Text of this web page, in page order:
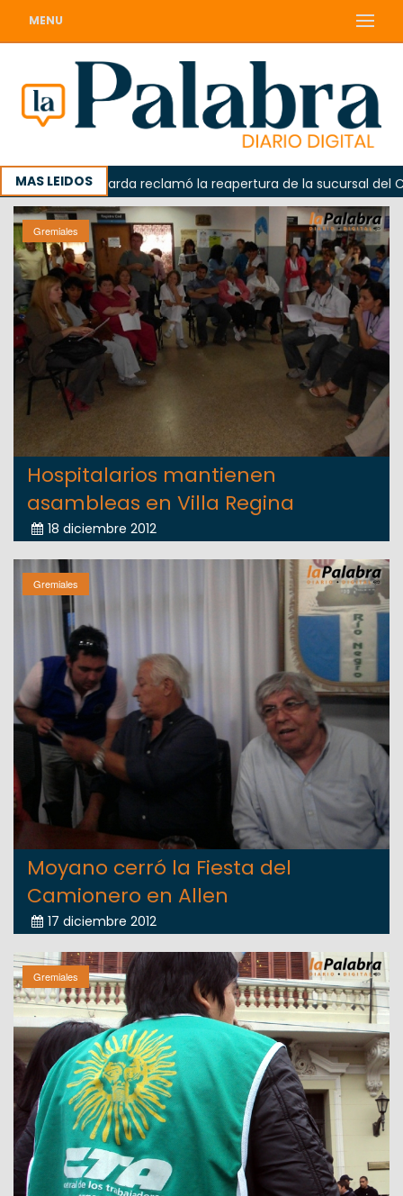
MENU
MAS LEIDOS
Odarda reclamó la reapertura de la sucursal del Correo
Gremiales
Hospitalarios mantienen
asambleas en Villa Regina
18 diciembre 2012
Gremiales
Moyano cerró la Fiesta del
Camionero en Allen
17 diciembre 2012
Gremiales